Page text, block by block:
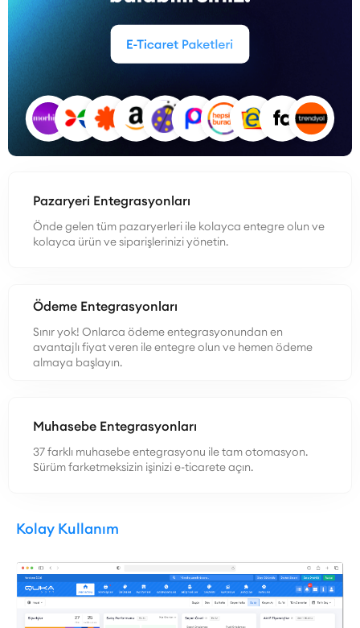
Pazaryeri Entegrasyonları
Önde gelen tüm pazaryerleri ile kolayca entegre olun ve
kolayca ürün ve siparişlerinizi yönetin.
Ödeme Entegrasyonları
Sınır yok! Onlarca ödeme entegrasyonundan en
avantajlı fiyat veren ile entegre olun ve hemen ödeme
almaya başlayın.
Muhasebe Entegrasyonları
37 farklı muhasebe entegrasyonu ile tam otomasyon.
Sürüm farketmeksizin işinizi e-ticarete açın.
Kolay Kullanım